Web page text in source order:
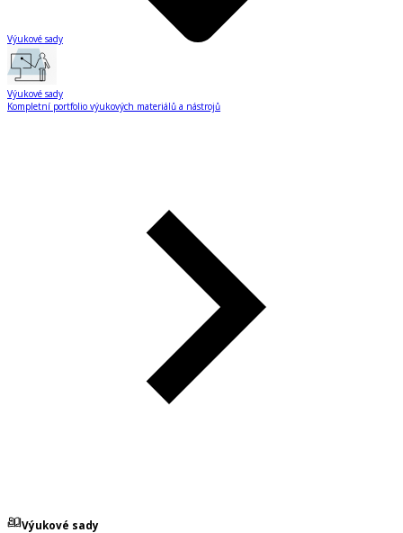
Výukové sady
Výukové sady
Kompletní portfolio výukových materiálů a nástrojů
Výukové sady